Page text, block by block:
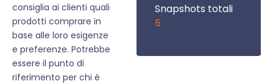
consiglia ai clienti quali
prodotti comprare in
base alle loro esigenze
e preferenze. Potrebbe
essere il punto di
riferimento per chi è
Snapshots totali
5